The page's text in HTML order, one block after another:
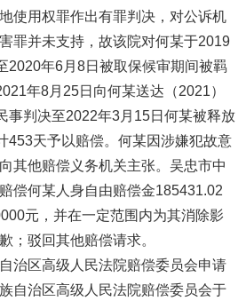
使用权罪作出有罪判决，对公诉机
罪并未支持，故该院对何某于2019
2020年6月8日被取保候审期间被羁
年8月25日向何某送达（2021）
事判决至2022年3月15日何某被释放
453天予以赔偿。何某因涉嫌犯故意
其他赔偿义务机关主张。吴忠市中
偿何某人身自由赔偿金185431.02
元，并在一定范围内为其消除影
；驳回其他赔偿请求。
治区高级人民法院赔偿委员会申请
自治区高级人民法院赔偿委员会于